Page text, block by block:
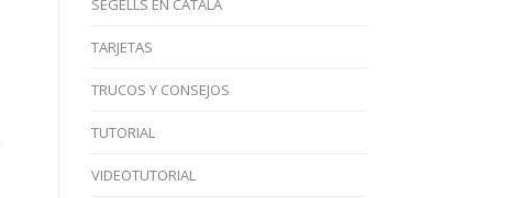
SEGELLS EN CATALÀ
TARJETAS
TRUCOS Y CONSEJOS
TUTORIAL
VIDEOTUTORIAL